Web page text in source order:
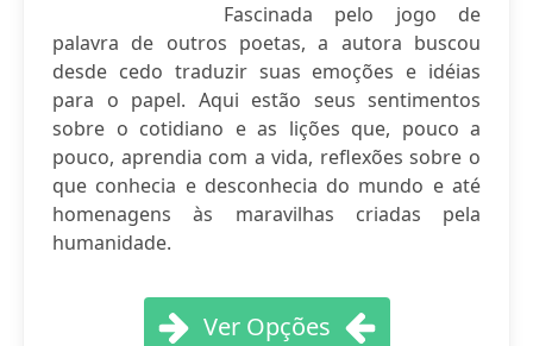
Fascinada pelo jogo de
palavra de outros poetas, a autora buscou
desde cedo traduzir suas emoções e idéias
para o papel. Aqui estão seus sentimentos
sobre o cotidiano e as lições que, pouco a
pouco, aprendia com a vida, reflexões sobre o
que conhecia e desconhecia do mundo e até
homenagens às maravilhas criadas pela
humanidade.
Ver Opções